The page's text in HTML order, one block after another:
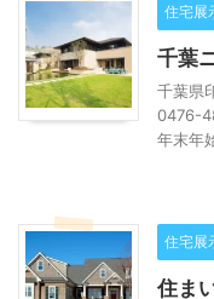
住宅展
千葉
千葉県
0476-
年末年
住宅展
住ま